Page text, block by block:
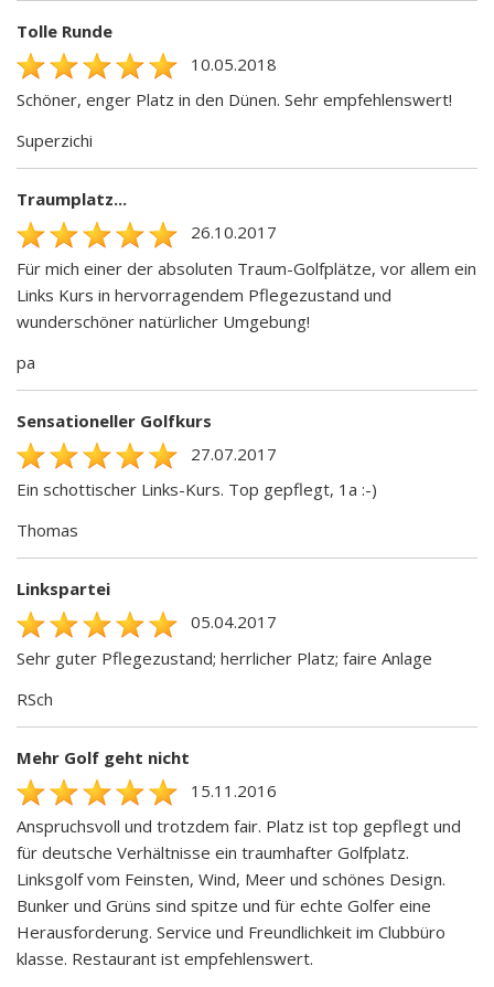
Tolle Runde
10.05.2018
Schöner, enger Platz in den Dünen. Sehr empfehlenswert!
Superzichi
Traumplatz...
26.10.2017
Für mich einer der absoluten Traum-Golfplätze, vor allem ein
Links Kurs in hervorragendem Pflegezustand und
wunderschöner natürlicher Umgebung!
pa
Sensationeller Golfkurs
27.07.2017
Ein schottischer Links-Kurs. Top gepflegt, 1a :-)
Thomas
Linkspartei
05.04.2017
Sehr guter Pflegezustand; herrlicher Platz; faire Anlage
RSch
Mehr Golf geht nicht
15.11.2016
Anspruchsvoll und trotzdem fair. Platz ist top gepflegt und
für deutsche Verhältnisse ein traumhafter Golfplatz.
Linksgolf vom Feinsten, Wind, Meer und schönes Design.
Bunker und Grüns sind spitze und für echte Golfer eine
Herausforderung. Service und Freundlichkeit im Clubbüro
klasse. Restaurant ist empfehlenswert.